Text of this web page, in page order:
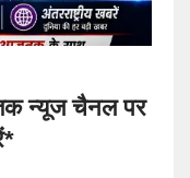
न्यूज चैनल पर